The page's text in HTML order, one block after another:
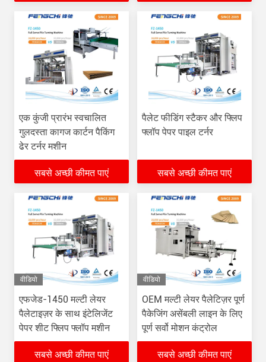
एक कुंजी प्रारंभ स्वचालित
गुलदस्ता कागज कार्टन पैकिंग
ढेर टर्नर मशीन
सबसे अच्छी कीमत पाएं
पैलेट फीडिंग स्टैकर और फ्लिप
फ्लॉप पेपर पाइल टर्नर
सबसे अच्छी कीमत पाएं
वीडियो
एफजेड-1450 मल्टी लेयर
पैलेटाइज़र के साथ इंटेलिजेंट
पेपर शीट फ्लिप फ्लॉप मशीन
सबसे अच्छी कीमत पाएं
वीडियो
OEM मल्टी लेयर पैलेटिज़र पूर्ण
पैकेजिंग असेंबली लाइन के लिए
पूर्ण सर्वो मोशन कंट्रोल
सबसे अच्छी कीमत पाएं